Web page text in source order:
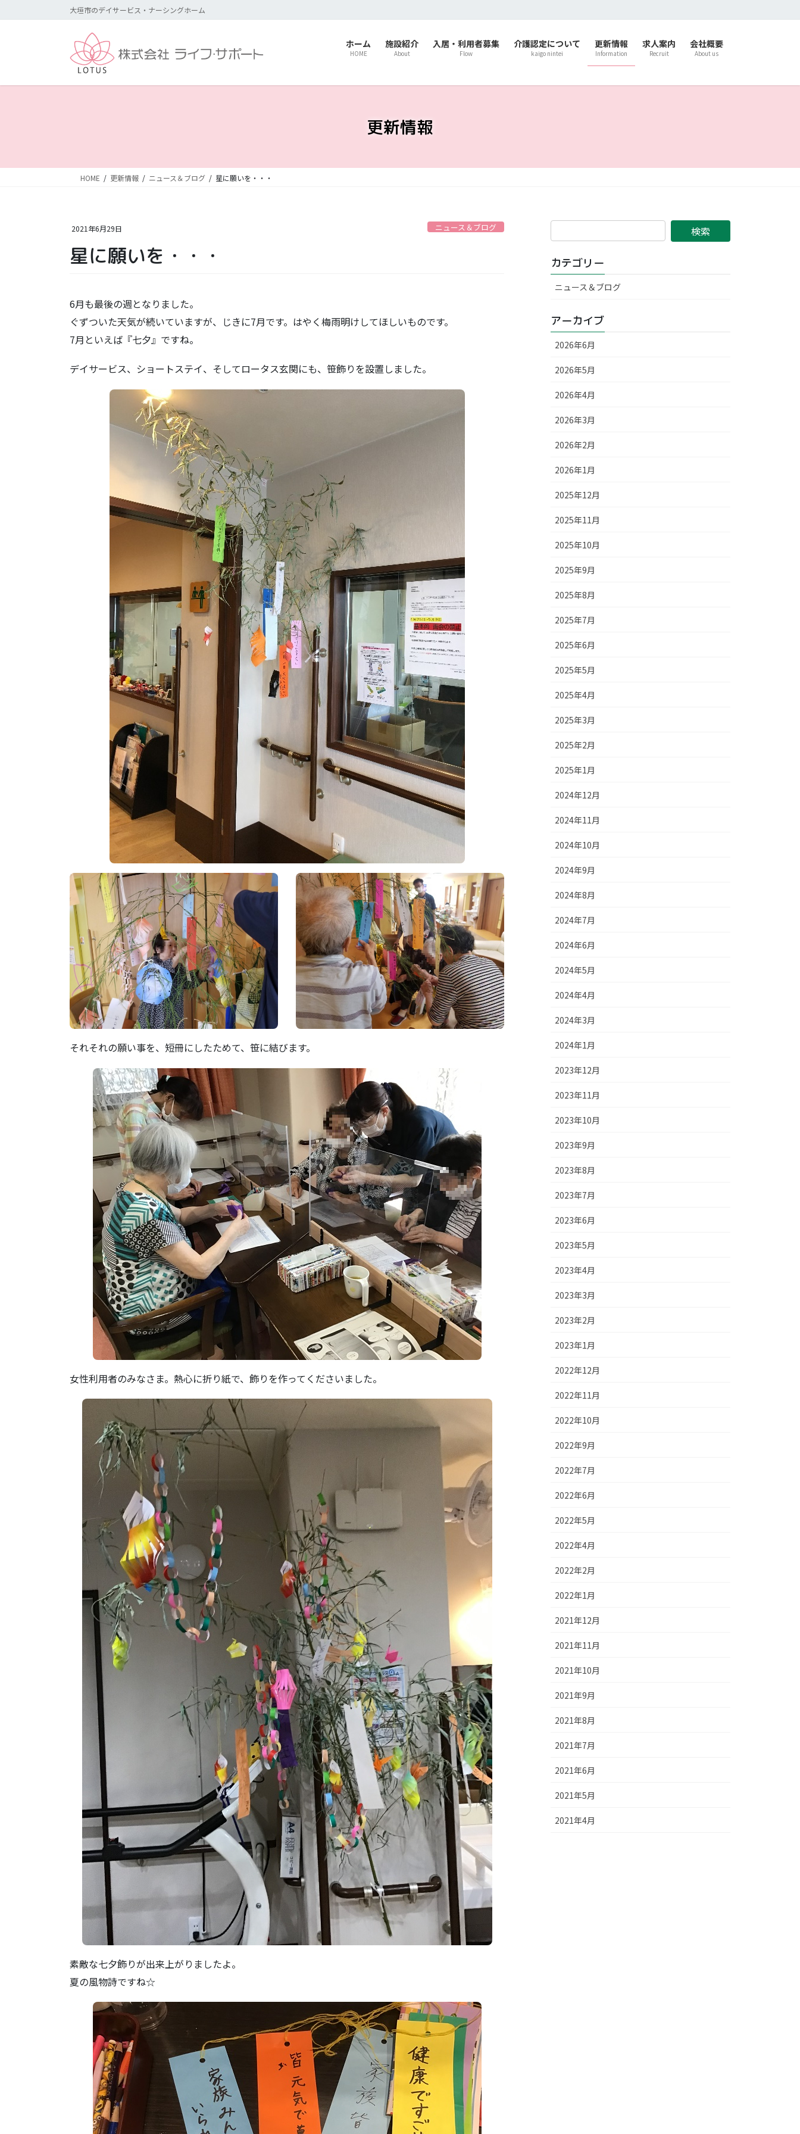
ン
ビ
大垣市のデイサービス・ナーシングホーム
ホーム
HOME
施設紹介
About
入居・利用者募集
Flow
介護認定について
kaigo nintei
更新情報
Information
求人案内
Recruit
会社概要
About us
更新情報
HOME 更新情報 ニュース＆ブログ 星に願いを・・・
2021年6月29日 ニュース＆ブログ
星に願いを・・・
6月も最後の週となりました。
ぐずついた天気が続いていますが、じきに7月です。はやく梅雨明けしてほしいものです。
7月といえば『七夕』ですね。
デイサービス、ショートステイ、そしてロータス玄関にも、笹飾りを設置しました。
それそれの願い事を、短冊にしたためて、笹に結びます。
女性利用者のみなさま。熱心に折り紙で、飾りを作ってくださいました。
素敵な七夕飾りが出来上がりましたよ。
夏の風物詩ですね☆
カテゴリー
ニュース＆ブログ
アーカイブ
2026年6月
2026年5月
2026年4月
2026年3月
2026年2月
2026年1月
2025年12月
2025年11月
2025年10月
2025年9月
2025年8月
2025年7月
2025年6月
2025年5月
2025年4月
2025年3月
2025年2月
2025年1月
2024年12月
2024年11月
2024年10月
2024年9月
2024年8月
2024年7月
2024年6月
2024年5月
2024年4月
2024年3月
2024年1月
2023年12月
2023年11月
2023年10月
2023年9月
2023年8月
2023年7月
2023年6月
2023年5月
2023年4月
2023年3月
2023年2月
2023年1月
2022年12月
2022年11月
2022年10月
2022年9月
2022年7月
2022年6月
2022年5月
2022年4月
2022年2月
2022年1月
2021年12月
2021年11月
2021年10月
2021年9月
2021年8月
2021年7月
2021年6月
2021年5月
2021年4月